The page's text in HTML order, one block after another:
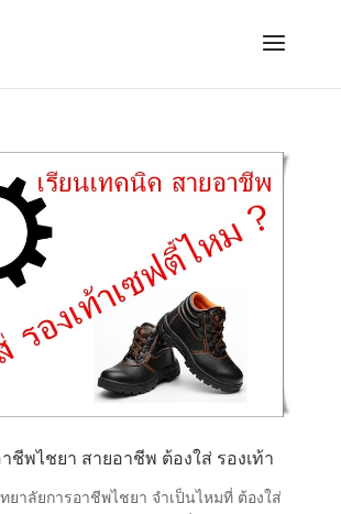
ชีพไชยา สายอาชีพ ต้องใส่ รองเท้า
าลัยการอาชีพไชยา จำเป็นไหมที่ ต้องใส่